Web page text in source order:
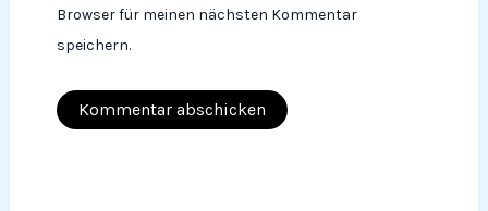
Browser für meinen nächsten Kommentar
speichern.